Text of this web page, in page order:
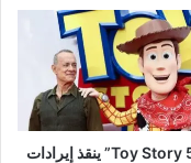
فيلم “Toy Story 5” ينقذ إيرادات